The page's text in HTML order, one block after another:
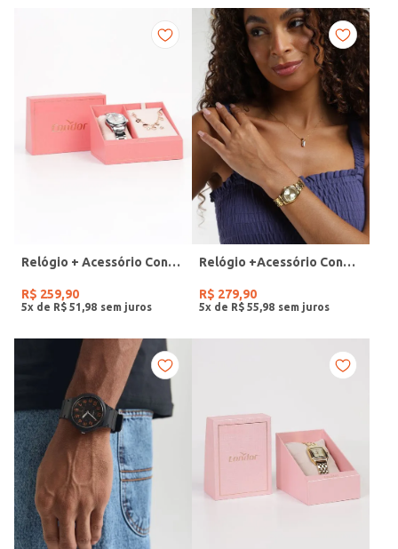
Relógio + Acessório Condor Feminino PRATA
R$ 259,90
5x de R$ 51 98
Relógio +Acessório Condor Feminino DOURADO
R$ 279,90
5x de R$ 55 98